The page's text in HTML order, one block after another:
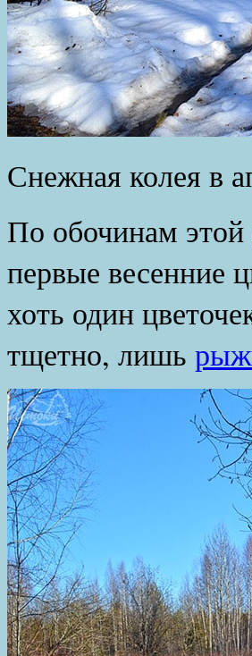
Снежная колея в
По обочинам этой
первые весенние
хоть один
тщетно, лишь